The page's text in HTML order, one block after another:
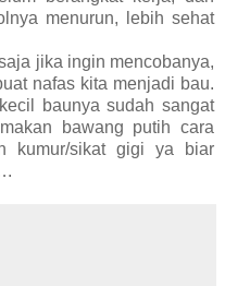
menurun, lebih sehat
jika ingin mencobanya,
nafas kita menjadi bau.
baunya sudah sangat
bawang putih cara
kumur/sikat gigi ya biar